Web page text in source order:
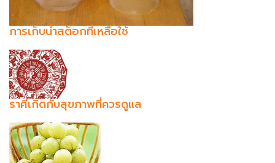
การเก็บน้ำสต็อกที่เหลือใช้
ราศีเกิดกับสุขภาพที่ควรดูแล